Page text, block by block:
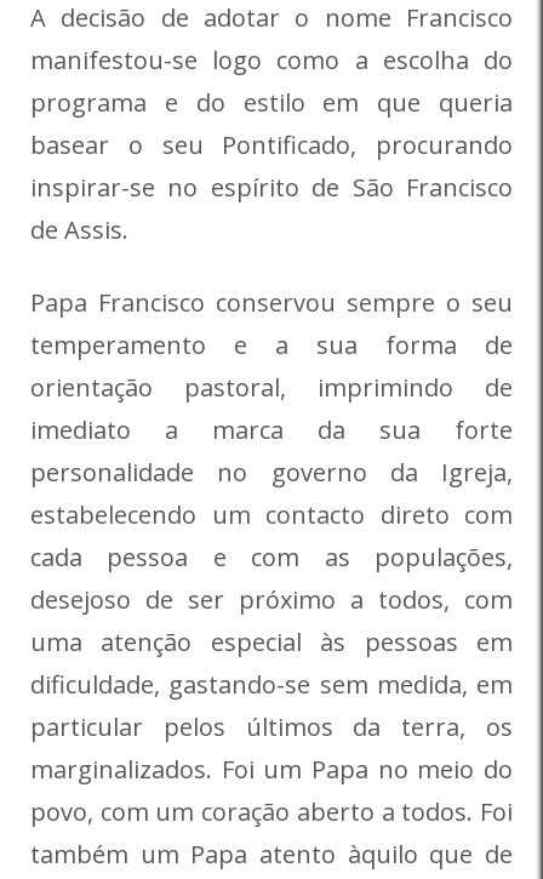
A decisão de adotar o nome Francisco
manifestou-se logo como a escolha do
programa e do estilo em que queria
basear o seu Pontificado, procurando
inspirar-se no espírito de São Francisco
de Assis.
Papa Francisco conservou sempre o seu
temperamento e a sua forma de
orientação pastoral, imprimindo de
imediato a marca da sua forte
personalidade no governo da Igreja,
estabelecendo um contacto direto com
cada pessoa e com as populações,
desejoso de ser próximo a todos, com
uma atenção especial às pessoas em
dificuldade, gastando-se sem medida, em
particular pelos últimos da terra, os
marginalizados. Foi um Papa no meio do
povo, com um coração aberto a todos. Foi
também um Papa atento àquilo que de